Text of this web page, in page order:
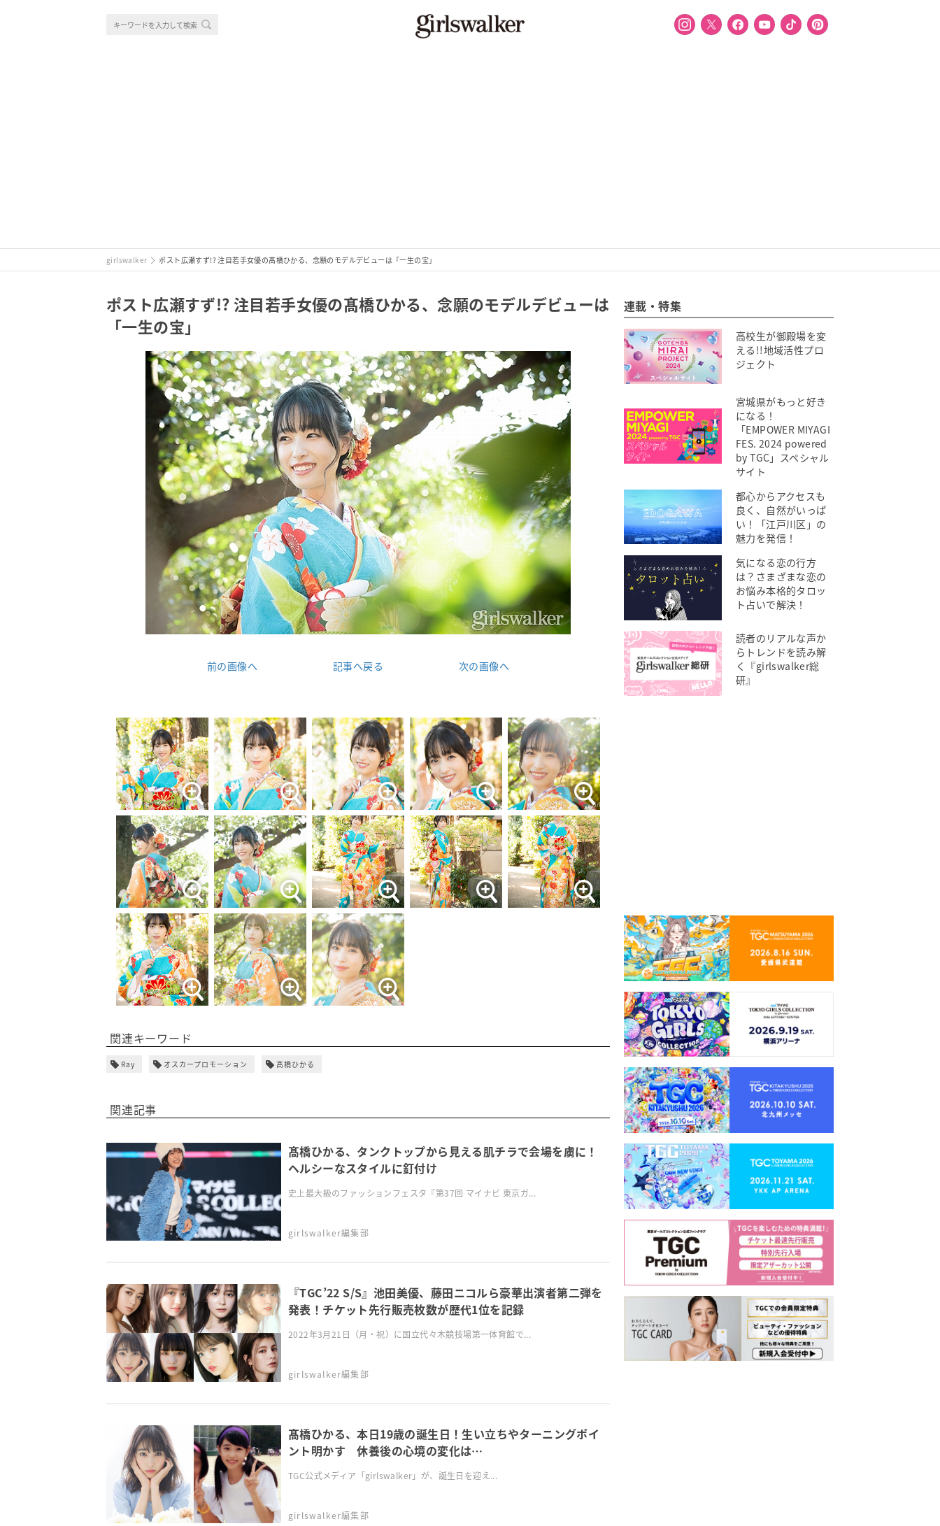
girlswalker ポスト広瀬すず!? 注目若手女優の髙橋ひかる、念願のモデルデビューは「一生の宝」
ポスト広瀬すず!? 注目若手女優の髙橋ひかる、念願のモデルデビューは
「一生の宝」
前の画像へ 記事へ戻る 次の画像へ
関連キーワード
Ray オスカープロモーション 髙橋ひかる
関連記事
髙橋ひかる、タンクトップから見える肌チラで会場を虜に！
ヘルシーなスタイルに釘付け
史上最大級のファッションフェスタ『第37回 マイナビ 東京ガ...
girlswalker編集部
『TGC’22 S/S』池田美優、藤田ニコルら豪華出演者第二弾を
発表！チケット先行販売枚数が歴代1位を記録
2022年3月21日（月・祝）に国立代々木競技場第一体育館で...
girlswalker編集部
髙橋ひかる、本日19歳の誕生日！生い立ちやターニングポイ
ント明かす 休養後の心境の変化は…
TGC公式メディア「girlswalker」が、誕生日を迎え...
girlswalker編集部
連載・特集
高校生が御殿場を変
える!!地域活性プロ
ジェクト
宮城県がもっと好き
になる！
「EMPOWER MIYAGI
FES. 2024 powered
by TGC」スペシャル
サイト
都心からアクセスも
良く、自然がいっぱ
い！「江戸川区」の
魅力を発信！
気になる恋の行方
は？さまざまな恋の
お悩み本格的タロッ
ト占いで解決！
読者のリアルな声か
らトレンドを読み解
く『girlswalker総
研』